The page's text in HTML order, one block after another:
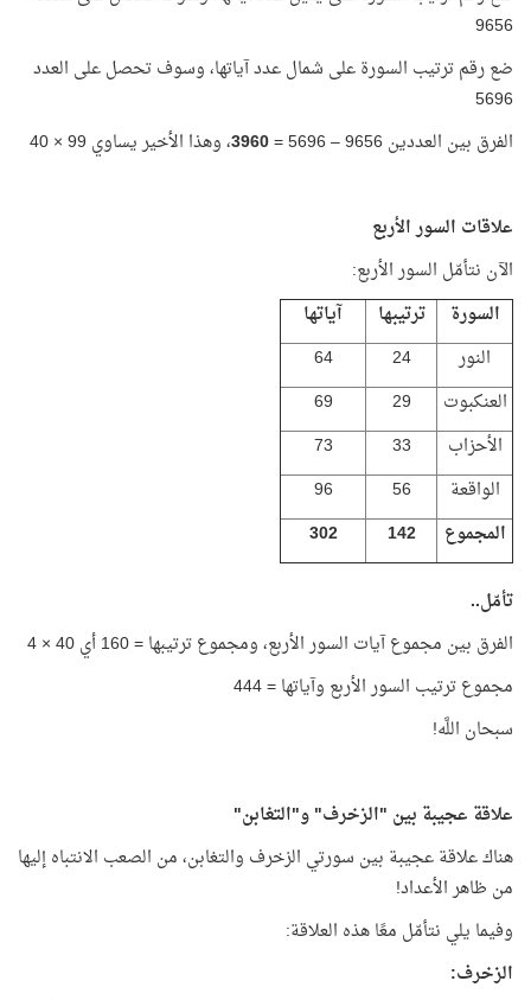
9656
ضع رقم ترتيب السورة على شمال عدد آياتها، وسوف تحصل على العدد
5696
الفرق بين العددين 9656 – 5696 =
3960، وهذا الأخير يساوي 99 × 40
علاقات السور الأربع
الآن نتأمّل السور الأربع:
السورة
ترتيبها
آياتها
النور
24
64
العنكبوت
29
69
الأحزاب
33
73
الواقعة
56
96
المجموع
142
302
تأمّل..
الفرق بين مجموع آيات السور الأربع، ومجموع ترتيبها = 160 أي 40 × 4
مجموع ترتيب السور الأربع وآياتها = 444
سبحان اللَّه!
علاقة عجيبة بين "الزخرف" و"التغابن"
هناك علاقة عجيبة بين سورتي الزخرف والتغابن، من الصعب الانتباه إليها
من ظاهر الأعداد!
وفيما يلي نتأمّل معًا هذه العلاقة:
الزخرف: